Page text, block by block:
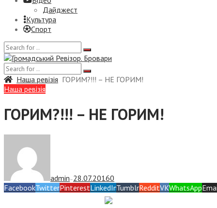
Дайджест
Культура
Спорт
Наша ревізія ГОРИМ?!!! – НЕ ГОРИМ!
Наша ревізія
ГОРИМ?!!! – НЕ ГОРИМ!
admin — 28.07.20160
FacebookTwitterPinterestLinkedInTumblrRedditVKWhatsApp